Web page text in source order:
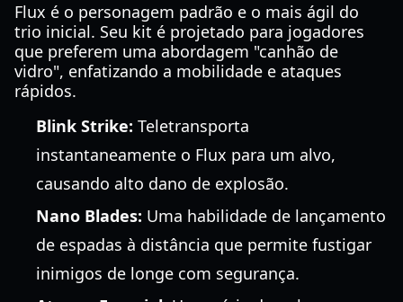
Flux é o personagem padrão e o mais ágil do
trio inicial. Seu kit é projetado para jogadores
que preferem uma abordagem "canhão de
vidro", enfatizando a mobilidade e ataques
rápidos.
Blink Strike: Teletransporta
instantaneamente o Flux para um alvo,
causando alto dano de explosão.
Nano Blades: Uma habilidade de lançamento
de espadas à distância que permite fustigar
inimigos de longe com segurança.